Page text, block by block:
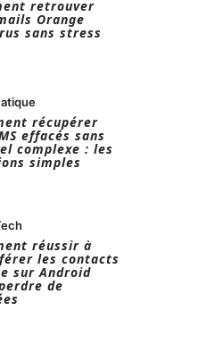
retrouver
Orange
sans stress
récupérer
effacés sans
complexe : les
simples
réussir à
les contacts
sur Android
de